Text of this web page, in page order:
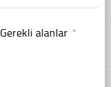
Gerekli alanlar *